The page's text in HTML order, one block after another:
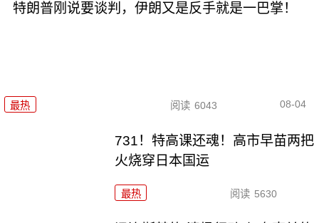
特朗普刚说要谈判，伊朗又是反手就是一巴掌！
最热 阅读 6043 08-04
731！特高课还魂！高市早苗两把
火烧穿日本国运
最热 阅读 5630